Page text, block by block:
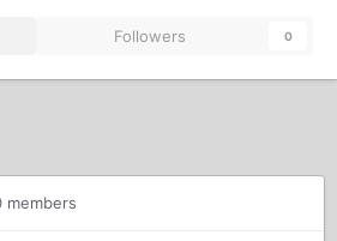
Followers 0
members